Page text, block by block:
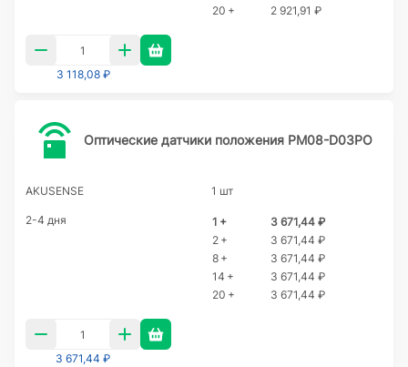
20 +
2 921,91 ₽
3 118,08 ₽
Оптические датчики положения PM08-D03PO
AKUSENSE 1 шт
2-4 дня 1 +
3 671,44 ₽
2 +
3 671,44 ₽
8 +
3 671,44 ₽
14 +
3 671,44 ₽
20 +
3 671,44 ₽
3 671,44 ₽